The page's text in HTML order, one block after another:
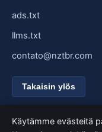
ads.txt
llms.txt
contato@nztbr.com
Takaisin ylös
Käytämme evästeitä